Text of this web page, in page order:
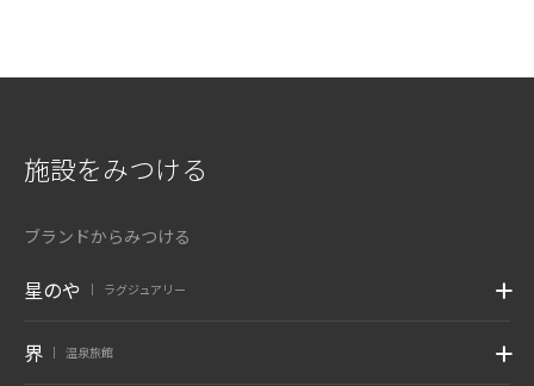
施設をみつける
ブランドからみつける
星のや ラグジュアリー
界 温泉旅館